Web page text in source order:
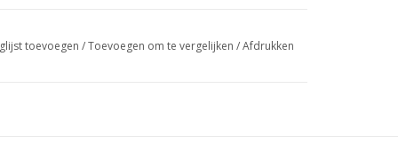
toevoegen /Toevoegen om te vergelijken /Afdrukken